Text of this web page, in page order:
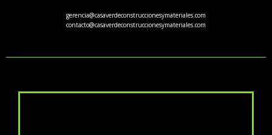
gerencia@casaverdeconstruccionesymateriales.com
contacto@casaverdeconstruccionesymateriales.com